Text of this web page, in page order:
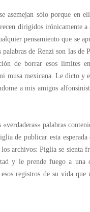
asemejan sólo porque en
dirigidos irónicamente a
pensamiento que se
palabras de Renzi son las de
de borrar esos límites
musa mexicana. Le dicto
a mis amigos
palabras
de publicar esta
archivos: Piglia se sienta
y le prende fuego a una
registros de su vida que